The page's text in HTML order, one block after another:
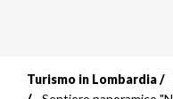
Turismo in Lombardia